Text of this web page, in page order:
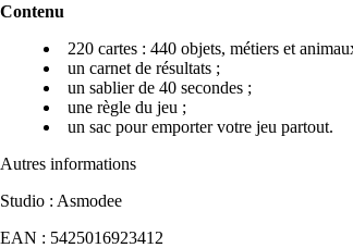
Contenu
220 cartes : 440 objets, métiers et
un carnet de résultats ;
un sablier de 40 secondes ;
une règle du jeu ;
un sac pour emporter votre jeu partout.
Autres informations
Studio : Asmodee
EAN : 5425016923412